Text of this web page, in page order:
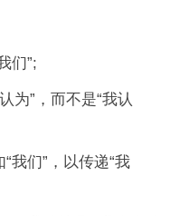
们”;
为”，而不是“我认
我们”，以传递“我